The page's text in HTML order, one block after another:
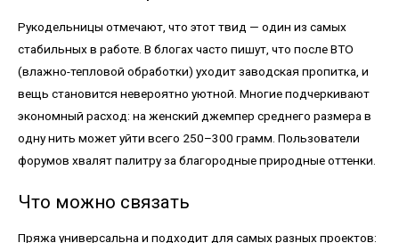
Рукодельницы отмечают, что этот твид — один из самых
стабильных в работе. В блогах часто пишут, что после ВТО
(влажно-тепловой обработки) уходит заводская пропитка, и
вещь становится невероятно уютной. Многие подчеркивают
экономный расход: на женский джемпер среднего размера в
одну нить может уйти всего 250–300 грамм. Пользователи
форумов хвалят палитру за благородные природные оттенки.
Что можно связать
Пряжа универсальна и подходит для самых разных проектов: